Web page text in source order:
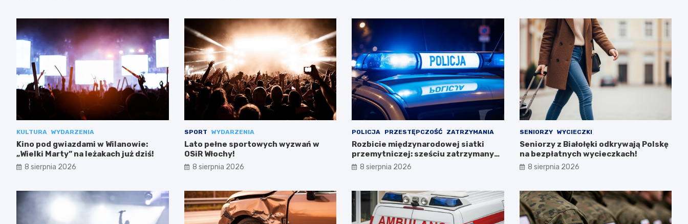
KULTURA WYDARZENIA
Kino pod gwiazdami w Wilanowie:
„Wielki Marty” na leżakach już dziś!
8 sierpnia 2026
SPORT WYDARZENIA
Lato pełne sportowych wyzwań w
OSiR Włochy!
8 sierpnia 2026
POLICJA PRZESTĘPCZOŚĆ ZATRZYMANIA
Rozbicie międzynarodowej siatki
przemytniczej: sześciu zatrzymanych
w Polsce
8 sierpnia 2026
SENIORZY WYCIECZKI
Seniorzy z Białołęki odkrywają Polskę
na bezpłatnych wycieczkach!
8 sierpnia 2026